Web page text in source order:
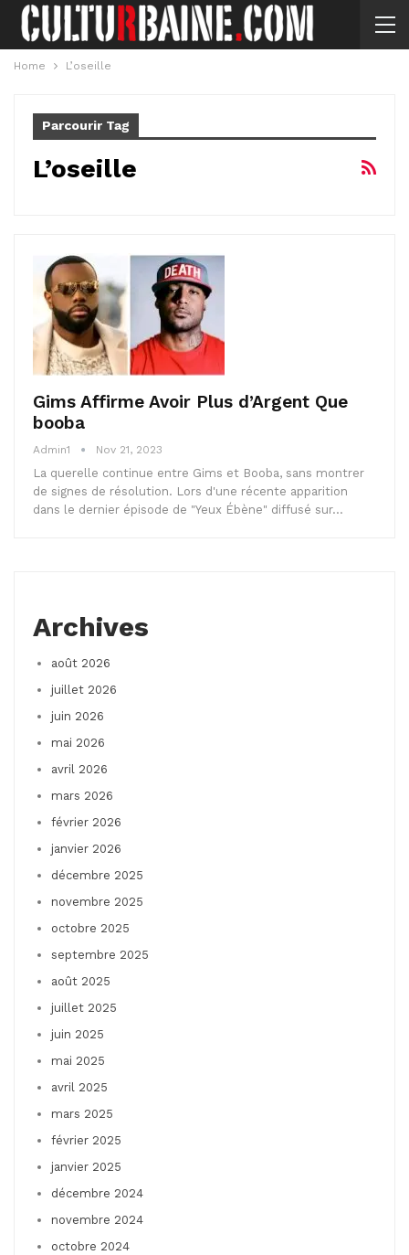
Home L’oseille
Parcourir Tag
L’oseille
Gims Affirme Avoir Plus d’Argent Que
booba
Admin1 Nov 21, 2023
La querelle continue entre Gims et Booba, sans montrer
de signes de résolution. Lors d'une récente apparition
dans le dernier épisode de "Yeux Ébène" diffusé sur…
Archives
août 2026
juillet 2026
juin 2026
mai 2026
avril 2026
mars 2026
février 2026
janvier 2026
décembre 2025
novembre 2025
octobre 2025
septembre 2025
août 2025
juillet 2025
juin 2025
mai 2025
avril 2025
mars 2025
février 2025
janvier 2025
décembre 2024
novembre 2024
octobre 2024